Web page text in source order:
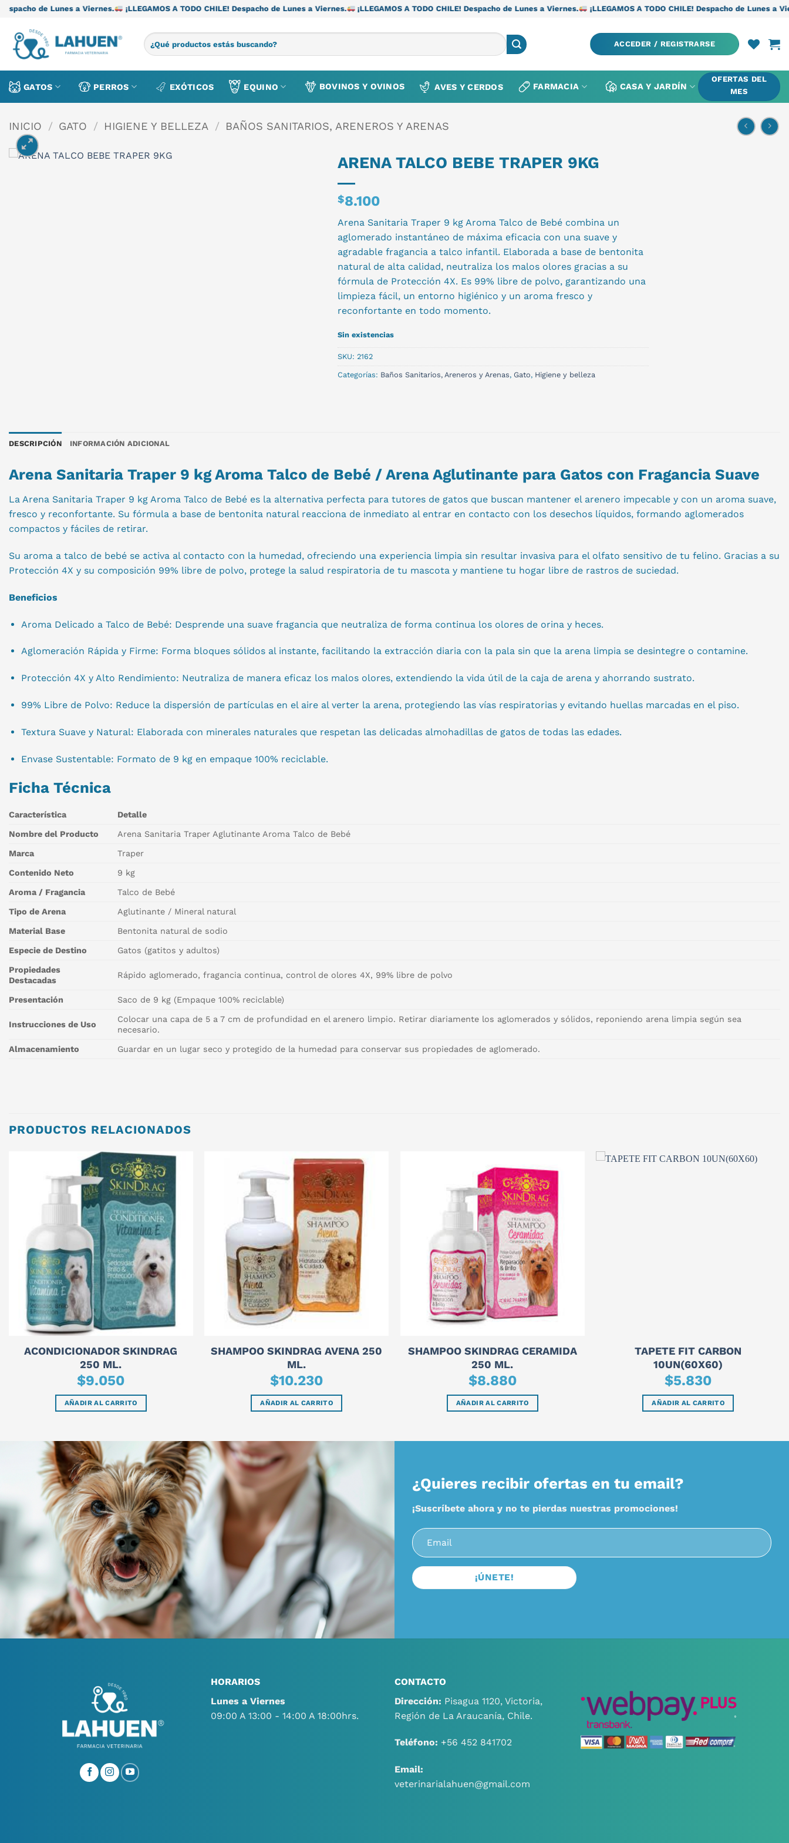
Saltar
contenido
a Viernes. ¡LLEGAMOS A TODO CHILE! Despacho de Lunes a Viernes. ¡LLEGAMOS A TODO CHILE! Despacho de Lunes a Viernes. ¡LLEGAMOS A TODO CHILE! Despacho de Lunes a Viernes.
Buscar
por:
ACCEDER / REGISTRARSE
GATOS PERROS EXÓTICOS EQUINO BOVINOS Y OVINOS AVES Y CERDOS FARMACIA CASA Y JARDÍN
OFERTAS DEL
MES
INICIO / GATO / HIGIENE Y BELLEZA / BAÑOS SANITARIOS, ARENEROS Y ARENAS
ARENA TALCO BEBE TRAPER 9KG
$8.100
Arena Sanitaria Traper 9 kg Aroma Talco de Bebé combina un
aglomerado instantáneo de máxima eficacia con una suave y
agradable fragancia a talco infantil. Elaborada a base de bentonita
natural de alta calidad, neutraliza los malos olores gracias a su
fórmula de Protección 4X. Es 99% libre de polvo, garantizando una
limpieza fácil, un entorno higiénico y un aroma fresco y
reconfortante en todo momento.
Sin existencias
SKU: 2162
Categorías: Baños Sanitarios, Areneros y Arenas, Gato, Higiene y belleza
DESCRIPCIÓN INFORMACIÓN ADICIONAL
Arena Sanitaria Traper 9 kg Aroma Talco de Bebé / Arena Aglutinante para Gatos con Fragancia Suave
La Arena Sanitaria Traper 9 kg Aroma Talco de Bebé es la alternativa perfecta para tutores de gatos que buscan mantener el arenero impecable y con un aroma suave,
fresco y reconfortante. Su fórmula a base de bentonita natural reacciona de inmediato al entrar en contacto con los desechos líquidos, formando aglomerados
compactos y fáciles de retirar.
Su aroma a talco de bebé se activa al contacto con la humedad, ofreciendo una experiencia limpia sin resultar invasiva para el olfato sensitivo de tu felino. Gracias a su
Protección 4X y su composición 99% libre de polvo, protege la salud respiratoria de tu mascota y mantiene tu hogar libre de rastros de suciedad.
Beneficios
Aroma Delicado a Talco de Bebé: Desprende una suave fragancia que neutraliza de forma continua los olores de orina y heces.
Aglomeración Rápida y Firme: Forma bloques sólidos al instante, facilitando la extracción diaria con la pala sin que la arena limpia se desintegre o contamine.
Protección 4X y Alto Rendimiento: Neutraliza de manera eficaz los malos olores, extendiendo la vida útil de la caja de arena y ahorrando sustrato.
99% Libre de Polvo: Reduce la dispersión de partículas en el aire al verter la arena, protegiendo las vías respiratorias y evitando huellas marcadas en el piso.
Textura Suave y Natural: Elaborada con minerales naturales que respetan las delicadas almohadillas de gatos de todas las edades.
Envase Sustentable: Formato de 9 kg en empaque 100% reciclable.
Ficha Técnica
Característica Detalle
Nombre del Producto Arena Sanitaria Traper Aglutinante Aroma Talco de Bebé
Marca Traper
Contenido Neto 9 kg
Aroma / Fragancia Talco de Bebé
Tipo de Arena Aglutinante / Mineral natural
Material Base Bentonita natural de sodio
Especie de Destino Gatos (gatitos y adultos)
Propiedades
Destacadas
Rápido aglomerado, fragancia continua, control de olores 4X, 99% libre de polvo
Presentación Saco de 9 kg (Empaque 100% reciclable)
Instrucciones de Uso
Colocar una capa de 5 a 7 cm de profundidad en el arenero limpio. Retirar diariamente los aglomerados y sólidos, reponiendo arena limpia según sea
necesario.
Almacenamiento Guardar en un lugar seco y protegido de la humedad para conservar sus propiedades de aglomerado.
PRODUCTOS RELACIONADOS
ACONDICIONADOR SKINDRAG
250 ML.
$9.050
AÑADIR AL CARRITO
SHAMPOO SKINDRAG AVENA 250
ML.
$10.230
AÑADIR AL CARRITO
SHAMPOO SKINDRAG CERAMIDA
250 ML.
$8.880
AÑADIR AL CARRITO
TAPETE FIT CARBON
10UN(60X60)
$5.830
AÑADIR AL CARRITO
¿Quieres recibir ofertas en tu email?
¡Suscríbete ahora y no te pierdas nuestras promociones!
HORARIOS
Lunes a Viernes
09:00 A 13:00 - 14:00 A 18:00hrs.
CONTACTO
Dirección: Pisagua 1120, Victoria,
Región de La Araucanía, Chile.
Teléfono: +56 452 841702
Email:
veterinarialahuen@gmail.com